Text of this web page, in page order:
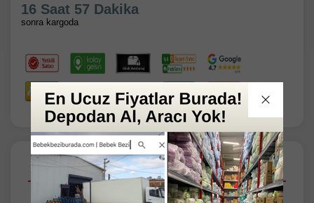
16 Saat 57 Dakika
sonra kargoda
Açıklamalar
Taksit Seçenekleri